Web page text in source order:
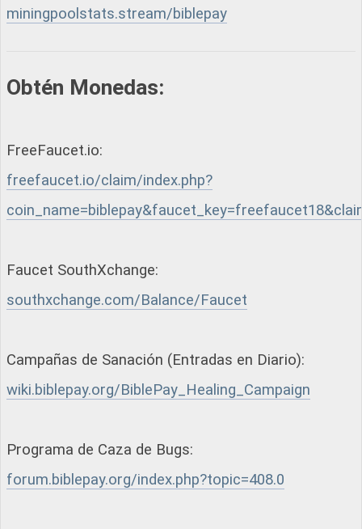
miningpoolstats.stream/biblepay
Obtén Monedas:
FreeFaucet.io:
freefaucet.io/claim/index.php?
Faucet SouthXchange:
southxchange.com/Balance/Faucet
Campañas de Sanación (Entradas en Diario):
wiki.biblepay.org/BiblePay_Healing_Campaign
Programa de Caza de Bugs:
forum.biblepay.org/index.php?topic=408.0